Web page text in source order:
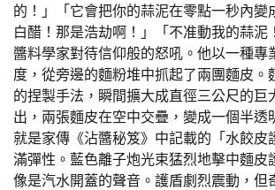
的！」「它會把你的蒜泥在零點一秒內變
白醋！那是浩劫啊！」「不准動我的蒜泥
醬料學家對待信仰般的怒吼。他以一種專
度，從旁邊的麵粉堆中抓起了兩團麵皮。
的捏製手法，瞬間擴大成直徑三公尺的巨
出，兩張麵皮在空中交疊，變成一個半透
就是家傳《沾醬秘笈》中記載的「水餃皮
滿彈性。藍色離子炮光束猛烈地擊中麵皮
像是汽水開蓋的聲音。護盾劇烈震動，但